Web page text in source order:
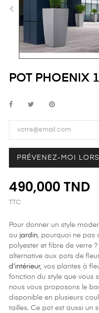
POT PHOENIX
PRÉVENEZ-MOI
490,000 TND
TTC
Pour donner un style
ou jardin , pourquoi ne pas
polyester et fibre de verre
alternative aux pots de
d’intérieur, vos plantes à
fonction du style que vous
nous vous proposons le
disponible en plusieurs
tailles. Ce pot est aussi un